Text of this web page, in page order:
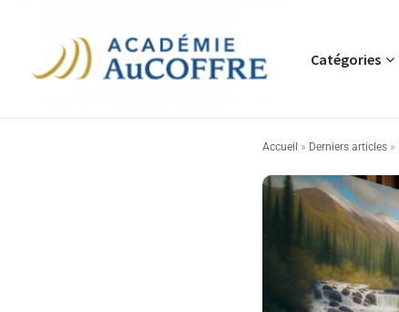
Catégories
Accueil » Derniers articles »